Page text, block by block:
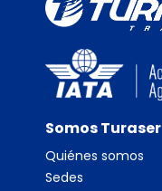
Somos Turaser
Quiénes somos
Sedes